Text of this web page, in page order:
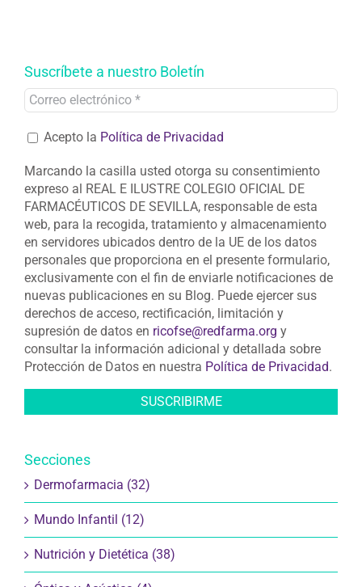
Suscríbete a nuestro Boletín
Acepto la Política de Privacidad
Marcando la casilla usted otorga su consentimiento
expreso al REAL E ILUSTRE COLEGIO OFICIAL DE
FARMACÉUTICOS DE SEVILLA, responsable de esta
web, para la recogida, tratamiento y almacenamiento
en servidores ubicados dentro de la UE de los datos
personales que proporciona en el presente formulario,
exclusivamente con el fin de enviarle notificaciones de
nuevas publicaciones en su Blog. Puede ejercer sus
derechos de acceso, rectificación, limitación y
supresión de datos en ricofse@redfarma.org y
consultar la información adicional y detallada sobre
Protección de Datos en nuestra Política de Privacidad.
Secciones
Dermofarmacia (32)
Mundo Infantil (12)
Nutrición y Dietética (38)